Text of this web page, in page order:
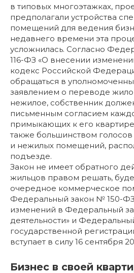
в типовых многоэтажках,
предполагали устройства
помещений для ведения
недавнего времени эта
усложнилась. Согласно
116-ФЗ «О внесении
кодекс Российской
обращаться в
заявлением о переводе
нежилое, собственник
письменным согласием
примыкающих к его
также большинством
и нежилых помещений,
подъезде.
Закон не имеет обратного
жильцов правом решать,
очередное коммерческое
Федеральный закон № 150-
изменений в Федеральный
деятельности» и
государственной
вступает в силу 16 сентября
Бизнес в своей